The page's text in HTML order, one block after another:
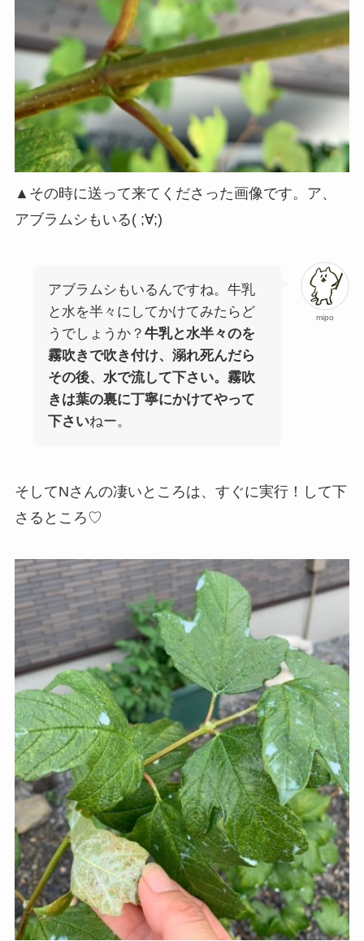
▲その時に送って来てくださった画像です。ア、
アブラムシもいる( ;∀;)
mipo
アブラムシもいるんですね。牛乳
と水を半々にしてかけてみたらど
うでしょうか？ 牛乳と水半々のを
霧吹きで吹き付け、溺れ死んだら
その後、水で流して下さい。霧吹
きは葉の裏に丁寧にかけてやって
下さいねー。
そしてNさんの凄いところは、すぐに実行！して下
さるところ♡